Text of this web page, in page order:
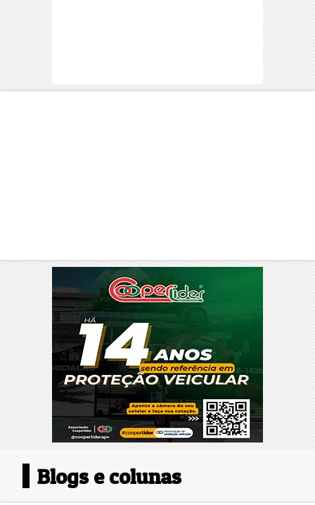
Blogs e colunas